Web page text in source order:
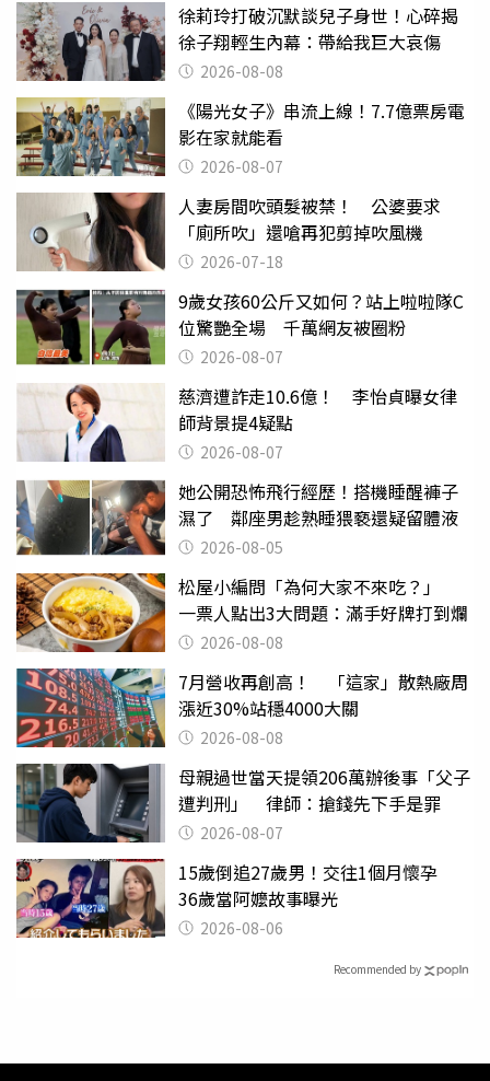
徐莉玲打破沉默談兒子身世！心碎揭
徐子翔輕生內幕：帶給我巨大哀傷
2026-08-08
《陽光女子》串流上線！7.7億票房電
影在家就能看
2026-08-07
人妻房間吹頭髮被禁！ 公婆要求
「廁所吹」還嗆再犯剪掉吹風機
2026-07-18
9歲女孩60公斤又如何？站上啦啦隊C
位驚艷全場 千萬網友被圈粉
2026-08-07
慈濟遭詐走10.6億！ 李怡貞曝女律
師背景提4疑點
2026-08-07
她公開恐怖飛行經歷！搭機睡醒褲子
濕了 鄰座男趁熟睡猥褻還疑留體液
2026-08-05
松屋小編問「為何大家不來吃？」
一票人點出3大問題：滿手好牌打到爛
2026-08-08
7月營收再創高！ 「這家」散熱廠周
漲近30%站穩4000大關
2026-08-08
母親過世當天提領206萬辦後事「父子
遭判刑」 律師：搶錢先下手是罪
2026-08-07
15歲倒追27歲男！交往1個月懷孕
36歲當阿嬤故事曝光
2026-08-06
Recommended by